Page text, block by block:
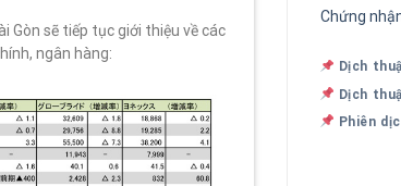
Gòn sẽ tiếp tục giới thiệu về các
ngân hàng:
Chứng
Dịch
Dịch
Phiên